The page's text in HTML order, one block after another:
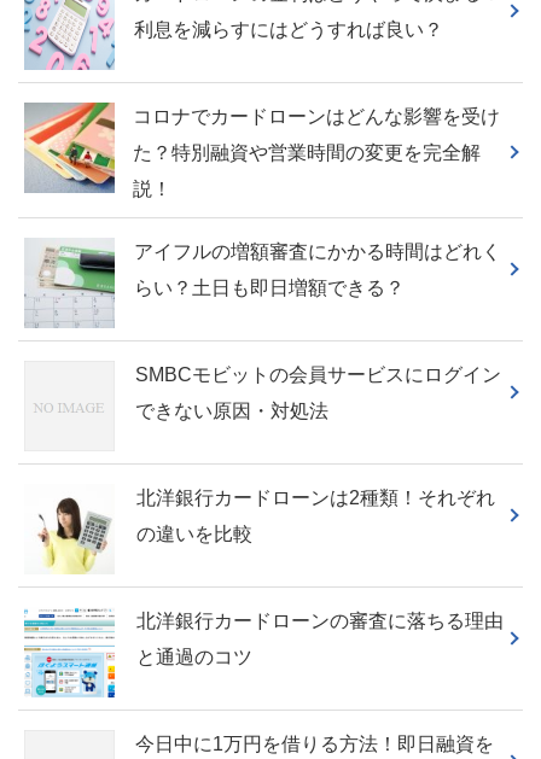
利息を減らすにはどうすれば良い？
コロナでカードローンはどんな影響を受け
た？特別融資や営業時間の変更を完全解
説！
アイフルの増額審査にかかる時間はどれく
らい？土日も即日増額できる？
SMBCモビットの会員サービスにログイン
できない原因・対処法
北洋銀行カードローンは2種類！それぞれ
の違いを比較
北洋銀行カードローンの審査に落ちる理由
と通過のコツ
今日中に1万円を借りる方法！即日融資を